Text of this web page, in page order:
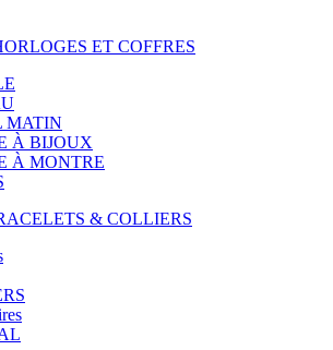
ET COFFRES
MATIN
À BIJOUX
À MONTRE
& COLLIERS